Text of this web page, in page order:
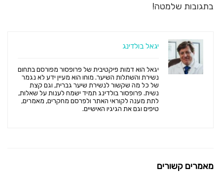
בתגובות שלמטה!
יגאל בולדינג
יגאל הוא דמות פיקטיבית של פרופסור מפורסם בתחום
נשירת והשתלות השיער. מוחו הוא מעיין ידע לא נגמר
של כל מה שקשור לנשירת שיער גברית, וגם קצת
נשית. פרופסור בולדינג תמיד ישמח לענות על שאלות,
לתת מענה לקוראי האתר ולפרסם מחקרים, מאמרים,
טיפים וגם את הגיגיו האישיים.
מאמרים קשורים